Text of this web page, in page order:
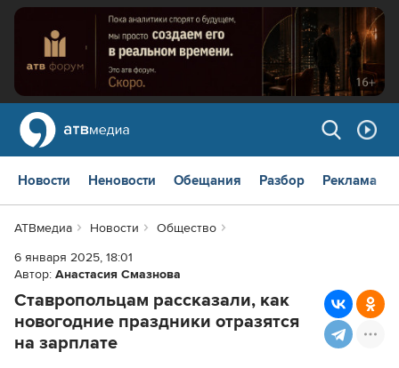
Новости Неновости Обещания Разбор Реклама
АТВмедиа Новости
Общество
6 января 2025, 18:01
Автор: Анастасия Смазнова
Ставропольцам рассказали, как
новогодние праздники отразятся
на зарплате